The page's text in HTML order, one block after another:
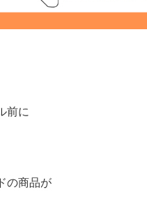
前に
の商品が